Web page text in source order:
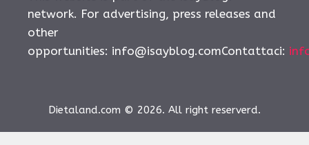
network. For advertising, press releases and
other
opportunities: info@isayblog.comContattaci:
Dietaland.com © 2026. All right reserverd.